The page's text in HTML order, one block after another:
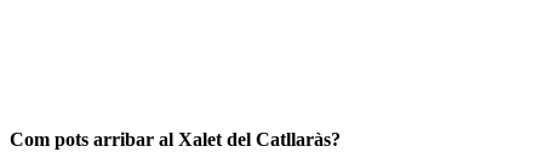
Com pots arribar al Xalet del Catllaràs?